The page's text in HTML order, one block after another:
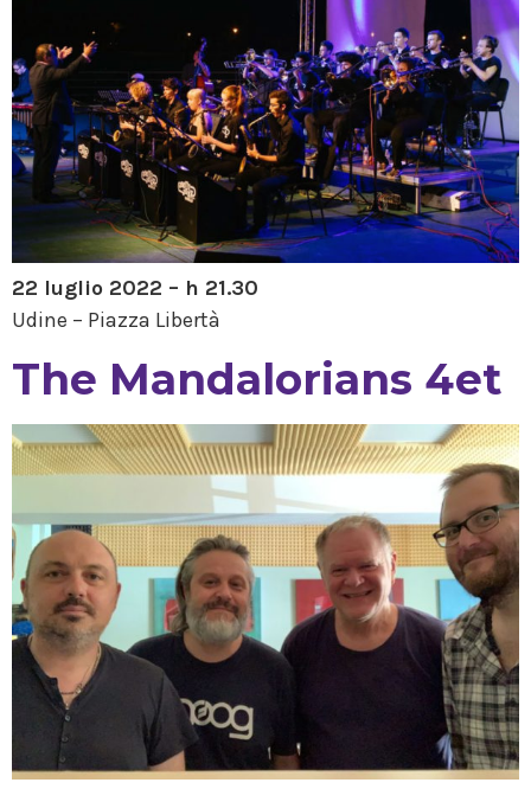
22 luglio 2022 – h 21.30
Udine – Piazza Libertà
The Mandalorians 4et